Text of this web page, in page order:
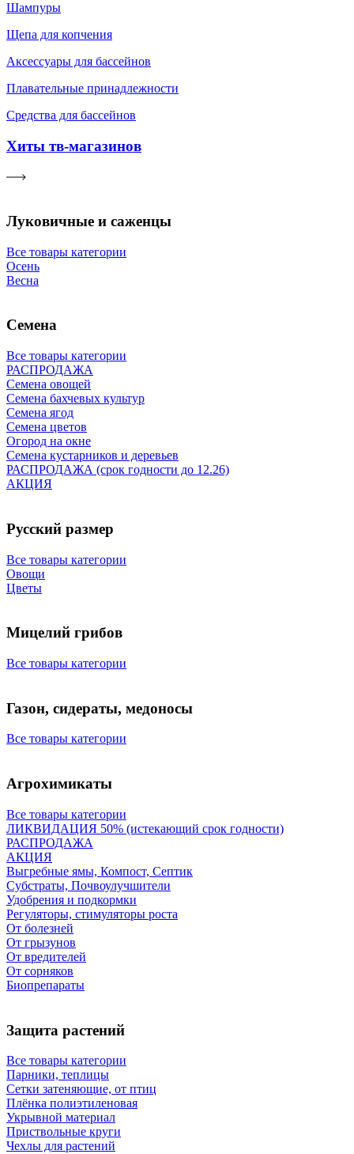
Шампуры
Щепа для копчения
Аксессуары для бассейнов
Плавательные принадлежности
Средства для бассейнов
Хиты тв-магазинов
Луковичные и саженцы
Все товары категории
Осень
Весна
Семена
Все товары категории
РАСПРОДАЖА
Семена овощей
Семена бахчевых культур
Семена ягод
Семена цветов
Огород на окне
Семена кустарников и деревьев
РАСПРОДАЖА (срок годности до 12.26)
АКЦИЯ
Русский размер
Все товары категории
Овощи
Цветы
Мицелий грибов
Все товары категории
Газон, сидераты, медоносы
Все товары категории
Агрохимикаты
Все товары категории
ЛИКВИДАЦИЯ 50% (истекающий срок годности)
РАСПРОДАЖА
АКЦИЯ
Выгребные ямы, Компост, Септик
Субстраты, Почвоулучшители
Удобрения и подкормки
Регуляторы, стимуляторы роста
От болезней
От грызунов
От вредителей
От сорняков
Биопрепараты
Защита растений
Все товары категории
Парники, теплицы
Сетки затеняющие, от птиц
Плёнка полиэтиленовая
Укрывной материал
Приствольные круги
Чехлы для растений